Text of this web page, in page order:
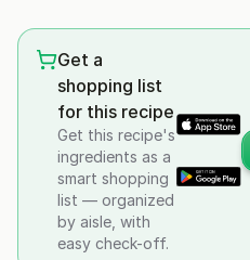
Get a
shopping list
for this recipe
Get this recipe's
ingredients as a
smart shopping
list — organized
by aisle, with
easy check-off.